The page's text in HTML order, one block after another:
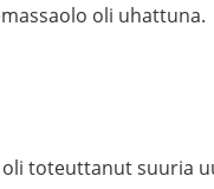
oli uhattuna.
oli toteuttanut suuria